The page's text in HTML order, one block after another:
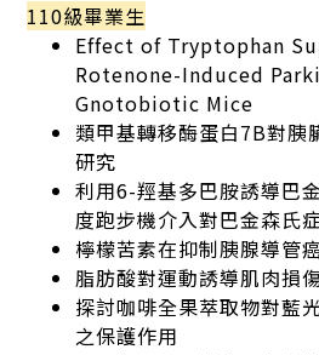
110級畢業生
Effect of Tryptophan
Rotenone-Induced
Gnotobiotic Mice
類甲基轉移酶蛋白7B對胰
研究
利用6-羥基多巴胺誘導巴
度跑步機介入對巴金森氏
檸檬苦素在抑制胰腺導管
脂肪酸對運動誘導肌肉損
探討咖啡全果萃取物對藍
之保護作用